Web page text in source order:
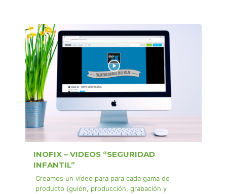
INOFIX – VIDEOS “SEGURIDAD
INFANTIL”
Creamos un vídeo para para cada gama de
producto (guión, producción, grabación y